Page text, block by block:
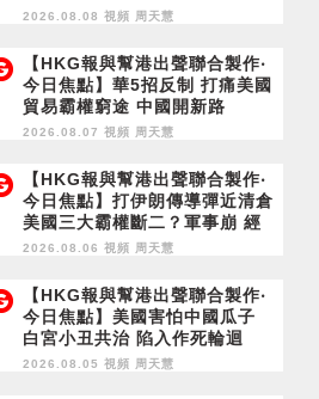
2026.08.08 視頻 周天慧
【HKG報與幫港出聲聯合製作‧
今日焦點】華5招反制 打痛美國
貿易霸權窮途 中國開新路
2026.08.07 視頻 周天慧
【HKG報與幫港出聲聯合製作‧
今日焦點】打伊朗傳導彈近清倉
美國三大霸權斷二？軍事崩 經
濟損
2026.08.06 視頻 周天慧
【HKG報與幫港出聲聯合製作‧
今日焦點】美國害怕中國瓜子
白宮小丑共治 陷入作死輪迴
2026.08.05 視頻 周天慧